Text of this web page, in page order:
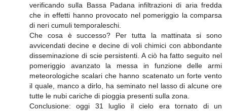
verificando sulla Bassa Padana infiltrazioni di aria fredda
che in effetti hanno provocato nel pomeriggio la comparsa
di neri cumuli temporaleschi.
Che cosa è successo? Per tutta la mattinata si sono
avvicendati decine e decine di voli chimici con abbondante
disseminazione di scie persistenti. A ciò ha fatto seguito nel
pomeriggio avanzato la messa in funzione delle armi
meteorologiche scalari che hanno scatenato un forte vento
il quale, manco a dirlo, ha seminato nel lasso di alcune ore
tutte le nubi cariche di pioggia presenti sulla zona.
Conclusione: oggi 31 luglio il cielo era tornato di un